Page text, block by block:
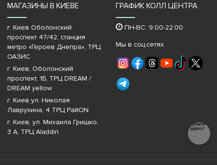
МАГАЗИНЫ В КИЕВЕ
г. Киев Оболонский
проспект 47/42, станция
метро «Героев Днепра»‎, ТРЦ
ОАЗИС
г. Киев, Оболонский
проспект, 1Б, ТРЦ DREAM /
DREAM yellow
г. Киев ул. Николая
Лаврухина, 4 ТРЦ РайON
г. Киев, ул. Михаила Гришко,
3 А, ТРЦ Aladdin
ГРАФИК КОЛЛ ЦЕНТРА
ПН-ВС: 9:00-22:00
Мы в соц.сетях:
Почати
діалог